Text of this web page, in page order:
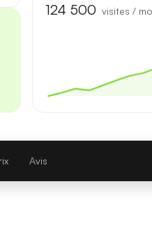
pertes de fil sur les textes de
sur les requêtes courtes.
précédente
124 500 visites /
Avis